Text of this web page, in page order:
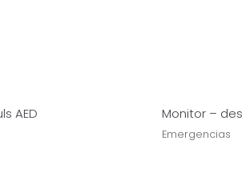
AED Monitor –
Emergencias